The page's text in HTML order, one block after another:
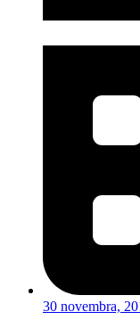
30 novembra,